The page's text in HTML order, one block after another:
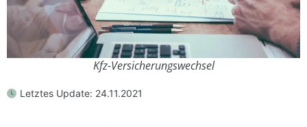
Kfz-Versicherungswechsel
Letztes Update: 24.11.2021